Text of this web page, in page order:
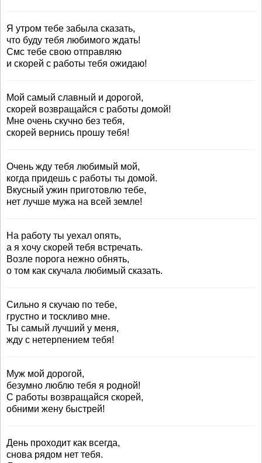
Я утром тебе забыла сказать,
что буду тебя любимого ждать!
Смс тебе свою отправляю
и скорей с работы тебя ожидаю!
Мой самый славный и дорогой,
скорей возвращайся с работы домой!
Мне очень скучно без тебя,
скорей вернись прошу тебя!
Очень жду тебя любимый мой,
когда придешь с работы ты домой.
Вкусный ужин приготовлю тебе,
нет лучше мужа на всей земле!
На работу ты уехал опять,
а я хочу скорей тебя встречать.
Возле порога нежно обнять,
о том как скучала любимый сказать.
Сильно я скучаю по тебе,
грустно и тоскливо мне.
Ты самый лучший у меня,
жду с нетерпением тебя!
Муж мой дорогой,
безумно люблю тебя я родной!
С работы возвращайся скорей,
обними жену быстрей!
День проходит как всегда,
снова рядом нет тебя.